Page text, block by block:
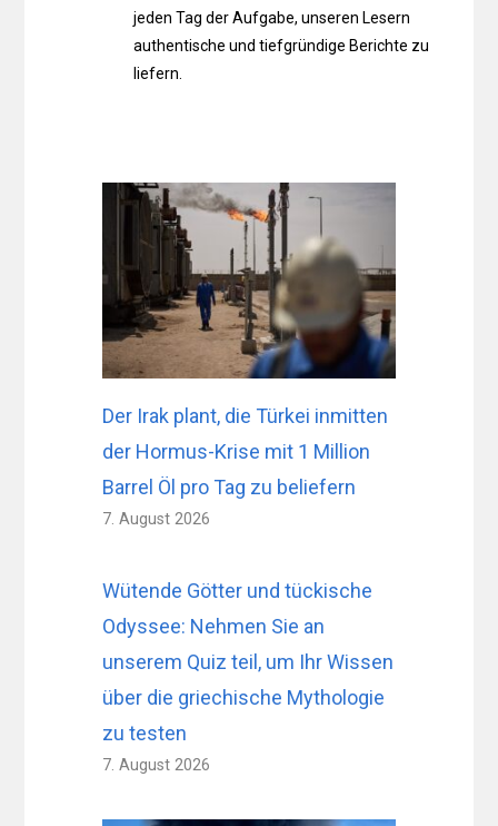
jeden Tag der Aufgabe, unseren Lesern
authentische und tiefgründige Berichte zu
liefern.
Der Irak plant, die Türkei inmitten
der Hormus-Krise mit 1 Million
Barrel Öl pro Tag zu beliefern
7. August 2026
Wütende Götter und tückische
Odyssee: Nehmen Sie an
unserem Quiz teil, um Ihr Wissen
über die griechische Mythologie
zu testen
7. August 2026